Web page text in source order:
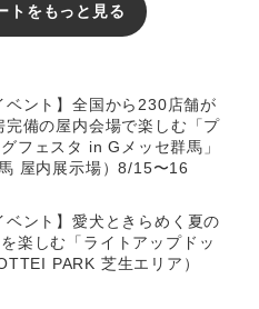
トをもっと見る
ベント】全国から230店舗が
完備の屋内会場で楽しむ「プ
フェスタ in Gメッセ群馬」
屋内展示場）8/15〜16
ベント】愛犬ときらめく夏の
楽しむ「ライトアップドッ
PARK 芝生エリア）